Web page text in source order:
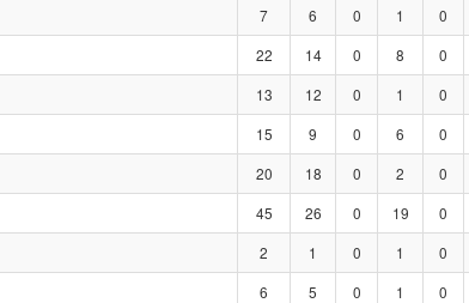
7 6 0 1 0
22 14 0 8 0
13 12 0 1 0
15 9 0 6 0
20 18 0 2 0
45 26 0 19 0
2 1 0 1 0
6 5 0 1 0